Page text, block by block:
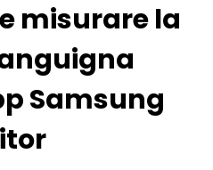
misurare la
Samsung